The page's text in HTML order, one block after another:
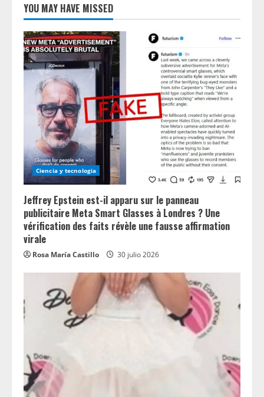
YOU MAY HAVE MISSED
Ciencia y tecnologia
Jeffrey Epstein est-il apparu sur le panneau
publicitaire Meta Smart Glasses à Londres ? Une
vérification des faits révèle une fausse affirmation
virale
Rosa María Castillo 30 julio 2026